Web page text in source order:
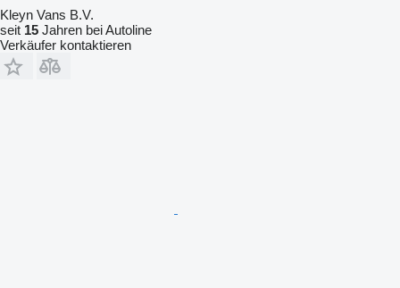
Kleyn Vans B.V.
seit 15 Jahren bei Autoline
Verkäufer kontaktieren